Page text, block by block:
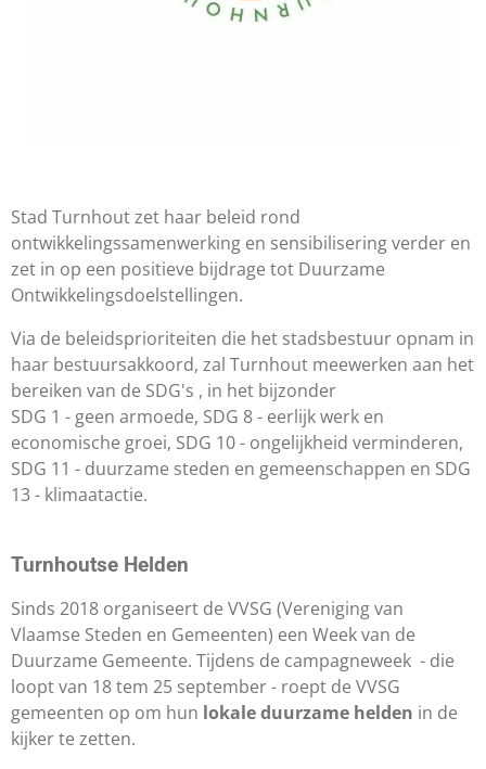
Stad Turnhout zet haar beleid rond
ontwikkelingssamenwerking en sensibiliseringverder en
zet in op een positieve bijdrage tot Duurzame
Ontwikkelingsdoelstellingen.
Via de beleidsprioriteiten die het stadsbestuur opnam in
haar bestuursakkoord, zal Turnhout meewerken aan het
bereiken van de SDG's , in het bijzonder
SDG 1 - geen armoede, SDG 8 - eerlijk werk en
economische groei, SDG 10 - ongelijkheid verminderen,
SDG 11 - duurzame steden en gemeenschappen en SDG
13 - klimaatactie.
Turnhoutse Helden
Sinds 2018 organiseert de VVSG (Vereniging van
Vlaamse Steden en Gemeenten) een Week van de
Duurzame Gemeente. Tijdens de campagneweek - die
loopt van 18 tem 25 september - roept de VVSG
gemeenten op om hun lokale duurzame helden in de
kijker te zetten.